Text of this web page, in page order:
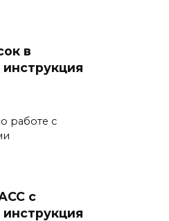
в
работе с
с